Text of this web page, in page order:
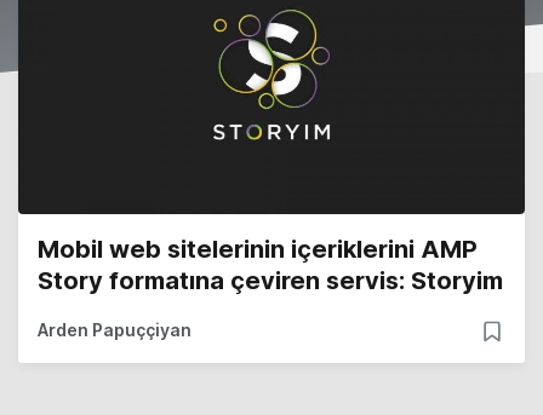
Mobil web sitelerinin içeriklerini AMP
Story formatına çeviren servis: Storyim
Arden Papuççiyan